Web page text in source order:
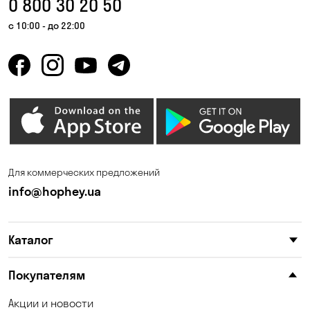
Горишние Плавни
Зазимье Запорожье
Каменные Потоки
Клинцы
Корсунцы
0 800 30 20 50
с 10:00 - до 22:00
Для коммерческих предложений
info@hophey.ua
Каталог
Покупателям
Акции и новости